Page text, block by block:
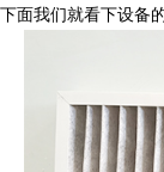
下面我们就看下设备